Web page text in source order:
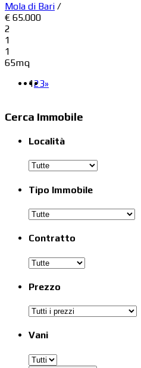
Mola di Bari /
€ 65.000
2
1
1
65mq
123»
Cerca Immobile
Località
Tipo Immobile
Contratto
Prezzo
Vani